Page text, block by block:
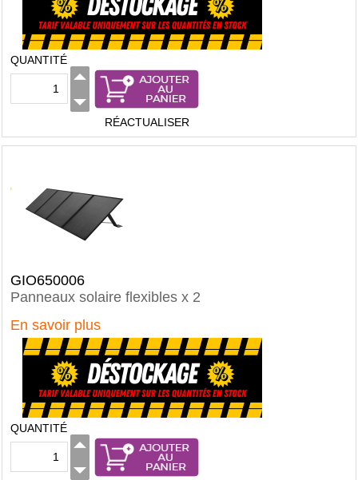
QUANTITÉ
RÉACTUALISER
GIO650006
Panneaux solaire flexibles x 2
En savoir plus
QUANTITÉ